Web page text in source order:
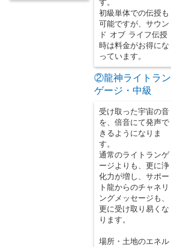
す。
初級単体での伝授も
可能ですが、サウン
ド オブ ライフ伝授
時は料金がお得にな
っています。
②龍神ライトラン
ゲージ・中級
受け取った宇宙の音
を、倍音にて発声で
きるようになりま
す。
通常のライトランゲ
ージよりも、更に浄
化力が増し、サポー
ト龍からのチャネリ
ングメッセージも、
更に受け取り易くな
ります。
場所・土地のエネル